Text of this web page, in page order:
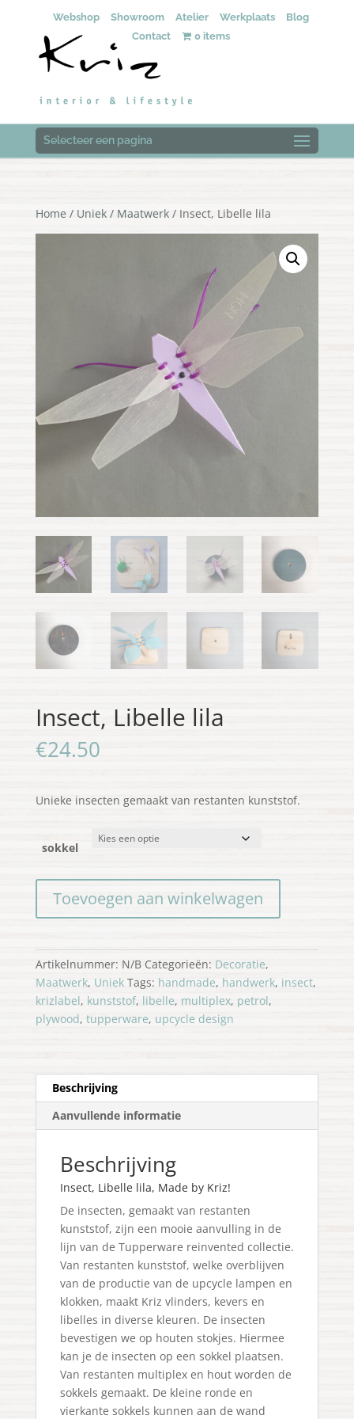
Webshop Showroom Atelier Werkplaats
Blog
Contact
0 items
Selecteer een pagina
Home / Uniek/ Maatwerk/ Insect, Libelle lila
Insect, Libelle lila
€24.50
Unieke insecten gemaakt van restanten kunststof.
sokkel
Libelle
Toevoegen aan winkelwagen
Artikelnummer: N/B Categorieën: Decoratie,
Maatwerk, Uniek Tags: handmade, handwerk, insect,
krizlabel, kunststof, libelle, multiplex, petrol,
plywood, tupperware, upcycle design
Beschrijving
Aanvullende informatie
Beschrijving
Insect, Libelle lila, Made by Kriz!
De insecten, gemaakt van restanten
kunststof, zijn een mooie aanvulling in de
lijn van de Tupperware reinvented collectie.
Van restanten kunststof, welke overblijven
van de productie van de upcycle lampen en
klokken, maakt Kriz vlinders, kevers en
libelles in diverse kleuren. De insecten
bevestigen we op houten stokjes. Hiermee
kan je de insecten op een sokkel plaatsen.
Van restanten multiplex en hout worden de
sokkels gemaakt. De kleine ronde en
vierkante sokkels kunnen aan de wand